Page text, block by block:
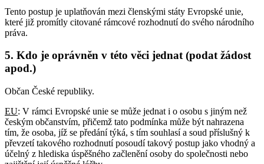
Tento postup je uplatňován mezi členskými státy Evropské unie,
které již promítly citované rámcové rozhodnutí do svého národního
práva.
5. Kdo je oprávněn v této věci jednat (podat žádost
apod.)
Občan České republiky.
EU: V rámci Evropské unie se může jednat i o osobu s jiným než
českým občanstvím, přičemž tato podmínka může být nahrazena
tím, že osoba, jíž se předání týká, s tím souhlasí a soud příslušný k
převzetí takového rozhodnutí posoudí takový postup jako vhodný a
účelný z hlediska úspěšného začlenění osoby do společnosti nebo